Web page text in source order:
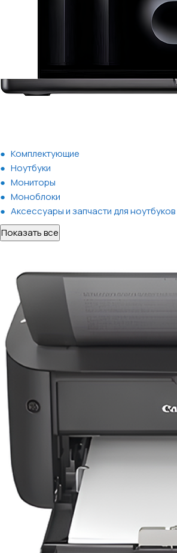
Комплектующие
Ноутбуки
Мониторы
Моноблоки
Аксессуары и запчасти для ноутбуков
Показать все